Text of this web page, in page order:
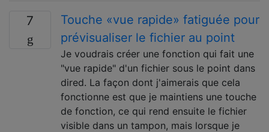
7
Touche «vue rapide» fatiguée pour
prévisualiser le fichier au point
Je voudrais créer une fonction qui fait une
"vue rapide" d'un fichier sous le point dans
dired. La façon dont j'aimerais que cela
fonctionne est que je maintiens une touche
de fonction, ce qui rend ensuite le fichier
visible dans un tampon, mais lorsque je